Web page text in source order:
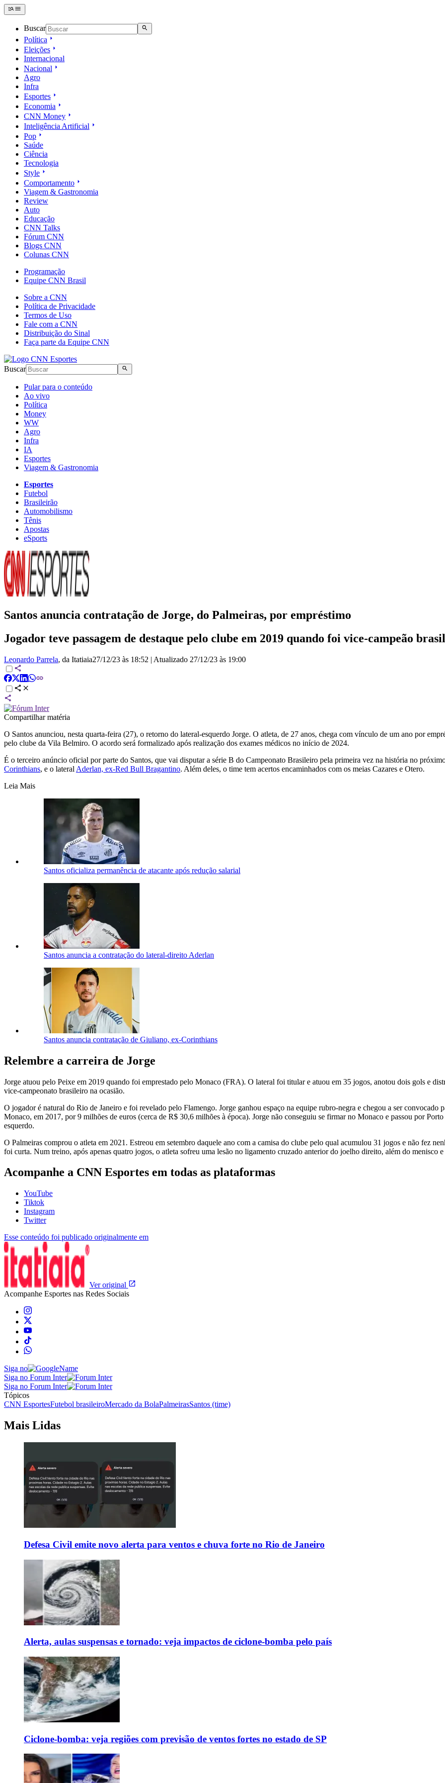
Buscar
Política
Eleições
Internacional
Nacional
Agro
Infra
Esportes
Economia
CNN Money
Inteligência Artificial
Pop
Saúde
Ciência
Tecnologia
Style
Comportamento
Viagem & Gastronomia
Review
Auto
Educação
CNN Talks
Fórum CNN
Blogs CNN
Colunas CNN
Programação
Equipe CNN Brasil
Sobre a CNN
Política de Privacidade
Termos de Uso
Fale com a CNN
Distribuição do Sinal
Faça parte da Equipe CNN
Buscar
Pular para o conteúdo
Ao vivo
Política
Money
WW
Agro
Infra
IA
Esportes
Viagem & Gastronomia
Esportes
Futebol
Brasileirão
Automobilismo
Tênis
Apostas
eSports
Santos anuncia contratação de Jorge, do Palmeiras, por empréstimo
Jogador teve passagem de destaque pelo clube em 2019 quando foi vice-campeão
Leonardo Parrela, da Itatiaia27/12/23 às 18:52 | Atualizado 27/12/23 às 19:00
Compartilhar matéria
O Santos anunciou, nesta quarta-feira (27), o retorno do lateral-esquerdo Jorge. O atleta, de 27 anos, chega com vínculo de um ano por
pelo clube da Vila Belmiro. O acordo será formalizado após realização dos exames médicos no início de 2024.
É o terceiro anúncio oficial por parte do Santos, que vai disputar a série B do Campeonato Brasileiro pela primeira vez na história no
Corinthians, e o lateral Aderlan, ex-Red Bull Bragantino. Além deles, o time tem acertos encaminhados com os meias Cazares e Otero.
Leia Mais
Santos oficializa permanência de atacante após redução salarial
Santos anuncia a contratação do lateral-direito Aderlan
Santos anuncia contratação de Giuliano, ex-Corinthians
Relembre a carreira de Jorge
Jorge atuou pelo Peixe em 2019 quando foi emprestado pelo Monaco (FRA). O lateral foi titular e atuou em 35 jogos, anotou dois gols e
vice-campeonato brasileiro na ocasião.
O jogador é natural do Rio de Janeiro e foi revelado pelo Flamengo. Jorge ganhou espaço na equipe rubro-negra e chegou a ser convocado
Monaco, em 2017, por 9 milhões de euros (cerca de R$ 30,6 milhões à época). Jorge não conseguiu se firmar no Monaco e passou por
esquerdo.
O Palmeiras comprou o atleta em 2021. Estreou em setembro daquele ano com a camisa do clube pelo qual acumulou 31 jogos e não fez
foi curta. Num treino, após apenas quatro jogos, o atleta sofreu uma lesão no ligamento cruzado anterior do joelho direito, além do menisco
Acompanhe a CNN Esportes em todas as plataformas
YouTube
Tiktok
Instagram
Twitter
Esse conteúdo foi publicado originalmente em
Ver original
Acompanhe Esportes nas Redes Sociais
Siga no
Siga no Forum Inter
Siga no Forum Inter
Tópicos
CNN EsportesFutebol brasileiroMercado da BolaPalmeirasSantos (time)
Mais Lidas
Defesa Civil emite novo alerta para ventos e chuva forte no Rio de Janeiro
Alerta, aulas suspensas e tornado: veja impactos de ciclone-bomba pelo país
Ciclone-bomba: veja regiões com previsão de ventos fortes no estado de SP